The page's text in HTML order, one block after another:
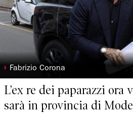
◗ Fabrizio Corona
L’ex re dei paparazzi ora
sarà in provincia di